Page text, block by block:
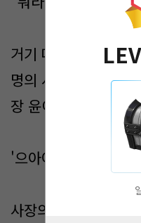
거기 따라온 경비원
명의 사원들은 깜짝
장 윤이상을 일으켜
'으아아악!'
사장의 몸에 손을 댄